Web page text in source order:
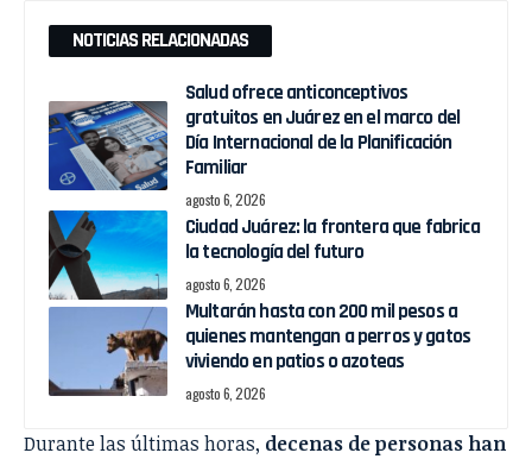
NOTICIAS RELACIONADAS
Salud ofrece anticonceptivos
gratuitos en Juárez en el marco del
Día Internacional de la Planificación
Familiar
agosto 6, 2026
Ciudad Juárez: la frontera que fabrica
la tecnología del futuro
agosto 6, 2026
Multarán hasta con 200 mil pesos a
quienes mantengan a perros y gatos
viviendo en patios o azoteas
agosto 6, 2026
Durante las últimas horas, decenas de personas han